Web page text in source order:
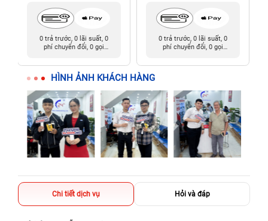
0 trả trước, 0 lãi suất, 0
phí chuyển đổi, 0 gọi
0 trả trước, 0 lãi suất, 0
phí chuyển đổi, 0 gọi
HÌNH ẢNH KHÁCH HÀNG
Chi tiết dịch vụ Hỏi và đáp